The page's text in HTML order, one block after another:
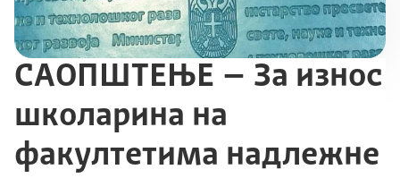
СAOПШТЕЊЕ – За износ
школарина на
факултетима надлежне